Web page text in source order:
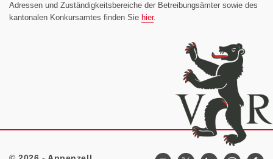
Adressen und Zuständigkeitsbereiche der Betreibungsämter sowie des
kantonalen Konkursamtes finden Sie hier.